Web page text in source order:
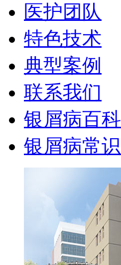
医护团队
特色技术
典型案例
联系我们
银屑病百科
银屑病常识